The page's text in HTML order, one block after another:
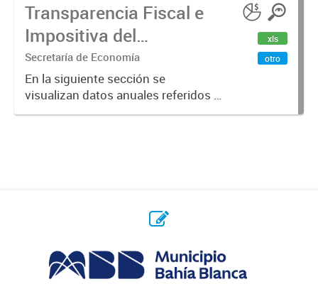
Transparencia Fiscal e
Impositiva del
Municipio. Año 2023
Secretaría de Economía
En la siguiente sección se
visualizan datos anuales referidos a
la transparencia fiscal e impositiva
xls
otro